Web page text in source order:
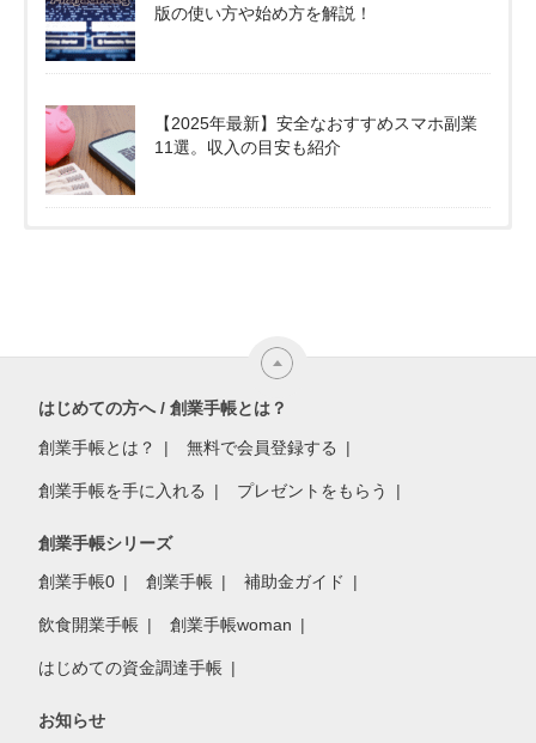
版の使い方や始め方を解説！
【2025年最新】安全なおすすめスマホ副業
11選。収入の目安も紹介
はじめての方へ / 創業手帳とは？
創業手帳とは？ 無料で会員登録する
創業手帳を手に入れる プレゼントをもらう
創業手帳シリーズ
創業手帳0 創業手帳 補助金ガイド
飲食開業手帳 創業手帳woman
はじめての資金調達手帳
お知らせ